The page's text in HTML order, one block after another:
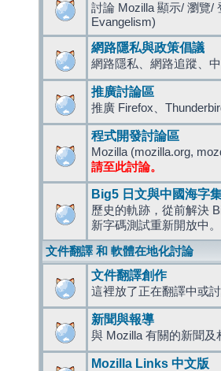
討論 Mozilla 顯示/ 瀏覽/
Evangelism)
網路隱私與政策倡議
網路隱私、網路追蹤、
推廣討論區
推廣 Firefox、
程式開發討論區
Mozilla (mozilla.org,
請至此討論。
Big5 日文與中國海字
歷史的軌跡，從前解決
新字碼測試重新開放中。
文件翻譯 和 軟體在地化討論
文件翻譯創作
這裡放了正在翻譯中或
新聞與報導
與 Mozilla 有關的新聞及
Mozilla Links 中文版